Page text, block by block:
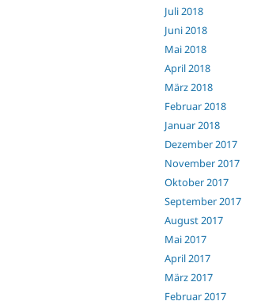
Juli 2018
Juni 2018
Mai 2018
April 2018
März 2018
Februar 2018
Januar 2018
Dezember 2017
November 2017
Oktober 2017
September 2017
August 2017
Mai 2017
April 2017
März 2017
Februar 2017